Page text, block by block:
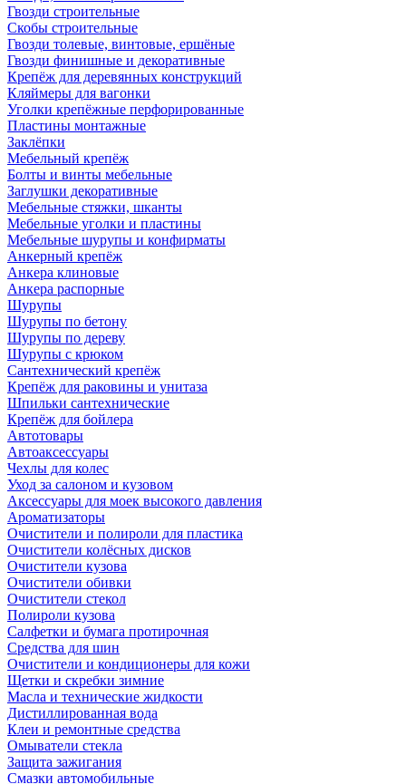
Гвозди строительные
Скобы строительные
Гвозди толевые, винтовые, ершёные
Гвозди финишные и декоративные
Крепёж для деревянных конструкций
Кляймеры для вагонки
Уголки крепёжные перфорированные
Пластины монтажные
Заклёпки
Мебельный крепёж
Болты и винты мебельные
Заглушки декоративные
Мебельные стяжки, шканты
Мебельные уголки и пластины
Мебельные шурупы и конфирматы
Анкерный крепёж
Анкера клиновые
Анкера распорные
Шурупы
Шурупы по бетону
Шурупы по дереву
Шурупы с крюком
Сантехнический крепёж
Крепёж для раковины и унитаза
Шпильки сантехнические
Крепёж для бойлера
Автотовары
Автоаксессуары
Чехлы для колес
Уход за салоном и кузовом
Аксессуары для моек высокого давления
Ароматизаторы
Очистители и полироли для пластика
Очистители колёсных дисков
Очистители кузова
Очистители обивки
Очистители стекол
Полироли кузова
Салфетки и бумага протирочная
Средства для шин
Очистители и кондиционеры для кожи
Щетки и скребки зимние
Масла и технические жидкости
Дистиллированная вода
Клеи и ремонтные средства
Омыватели стекла
Защита зажигания
Смазки автомобильные